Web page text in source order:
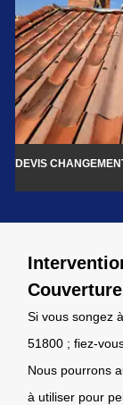
DEVIS
Couverture
Si vous songez
51800 ; fiez-
Nous pourrons
à utiliser pour